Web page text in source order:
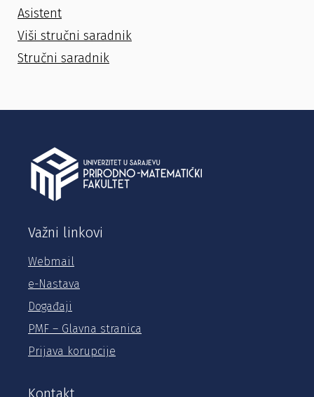
Asistent
Viši stručni saradnik
Stručni saradnik
Važni linkovi
Webmail
e-Nastava
Događaji
PMF – Glavna stranica
Prijava korupcije